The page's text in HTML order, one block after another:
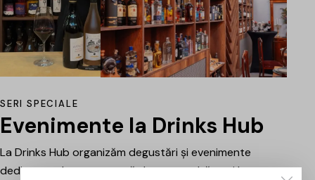
SERI SPECIALE
Evenimente la Drinks Hub
La Drinks Hub organizăm degustări și evenimente
dedicate celor care vor să descopere băuturi bune